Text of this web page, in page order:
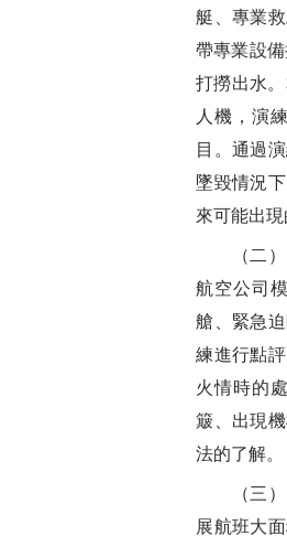
艇、專業
帶專業設
打撈出水
人機，演
目。通過
墜毀情況
來可能出
（二）突
航空公司
艙、緊急
練進行點
火情時的
簸、出現
法的了解。
（三）突
展航班大